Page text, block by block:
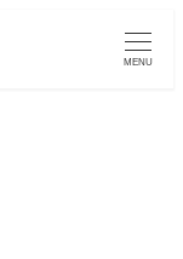
MENU